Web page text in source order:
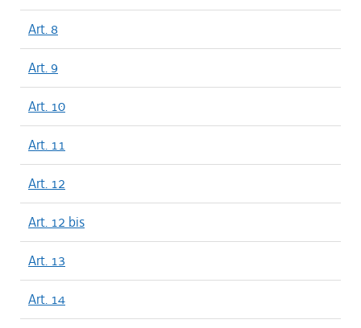
Art. 8
Art. 9
Art. 10
Art. 11
Art. 12
Art. 12 bis
Art. 13
Art. 14